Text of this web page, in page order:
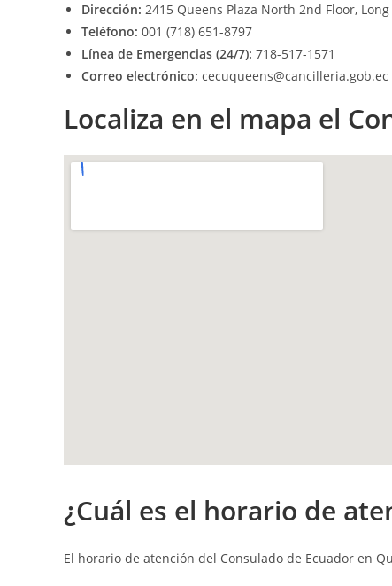
Dirección: 2415 Queens Plaza North 2nd Floor,
Teléfono: 001 (718) 651-8797
Línea de Emergencias (24/7): 718-517-1571
Correo electrónico: cecuqueens@cancilleria.gob.ec
Localiza en el mapa el
¿Cuál es el horario de
El horario de atención del Consulado de Ecuador en